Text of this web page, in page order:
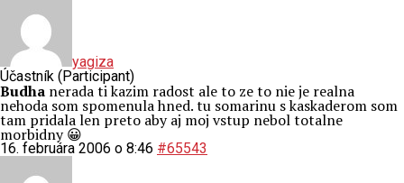
yagiza
Účastník (Participant)
Budha nerada ti kazim radost ale to ze to nie je realna
nehoda som spomenula hned. tu somarinu s kaskaderom som
tam pridala len preto aby aj moj vstup nebol totalne
morbidny 😀
16. februára 2006 o 8:46 #65543